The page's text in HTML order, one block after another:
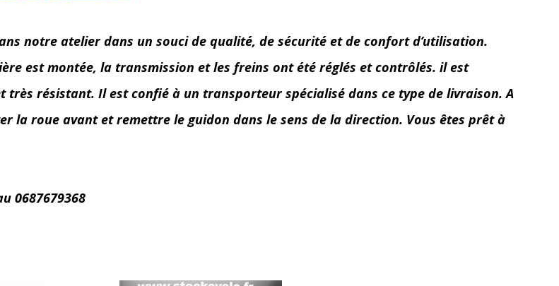
notre atelier dans un souci de qualité, de sécurité et de confort d’utilisation.
est montée, la transmission et les freins ont été réglés et contrôlés. il est
résistant. Il est confié à un transporteur spécialisé dans ce type de livraison. A
la roue avant et remettre le guidon dans le sens de la direction. Vous êtes prêt à
0687679368